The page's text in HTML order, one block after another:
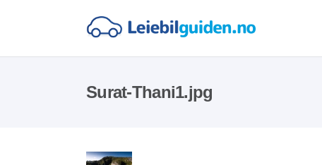
Surat-Thani1.jpg